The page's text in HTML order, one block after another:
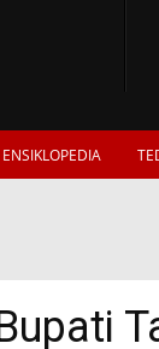
ENSIKLOPEDIA